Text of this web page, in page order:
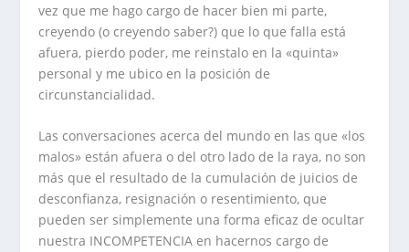
vez que me hago cargo de hacer bien mi parte,
creyendo (o creyendo saber?) que lo que falla está
afuera, pierdo poder, me reinstalo en la «quinta»
personal y me ubico en la posición de
circunstancialidad.
Las conversaciones acerca del mundo en las que «los
malos» están afuera o del otro lado de la raya, no son
más que el resultado de la cumulación de juicios de
desconfianza, resignación o resentimiento, que
pueden ser simplemente una forma eficaz de ocultar
nuestra INCOMPETENCIA en hacernos cargo de